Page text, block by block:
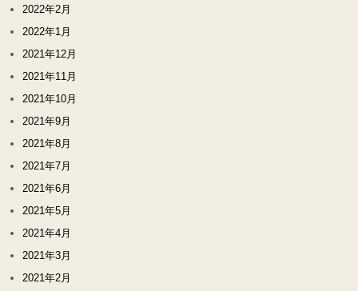
2022年2月
2022年1月
2021年12月
2021年11月
2021年10月
2021年9月
2021年8月
2021年7月
2021年6月
2021年5月
2021年4月
2021年3月
2021年2月